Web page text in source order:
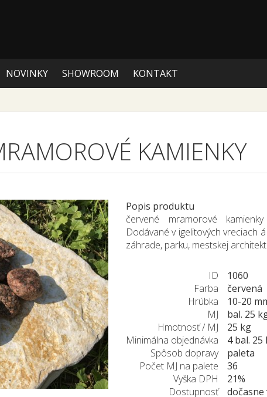
NOVINKY SHOWROOM KONTAKT
KAMIENKY
Popis produktu
červené mramorové
Dodávané v igelitových vreciach
záhrade, parku, mestskej
ID
1060
Farba
červená
Hrúbka
10-20
MJ
bal. 25
Hmotnosť / MJ
25 kg
Minimálna objednávka
4 bal. 25
Spôsob dopravy
paleta
Počet MJ na palete
36
Vyška DPH
21%
Dostupnosť
dočasne